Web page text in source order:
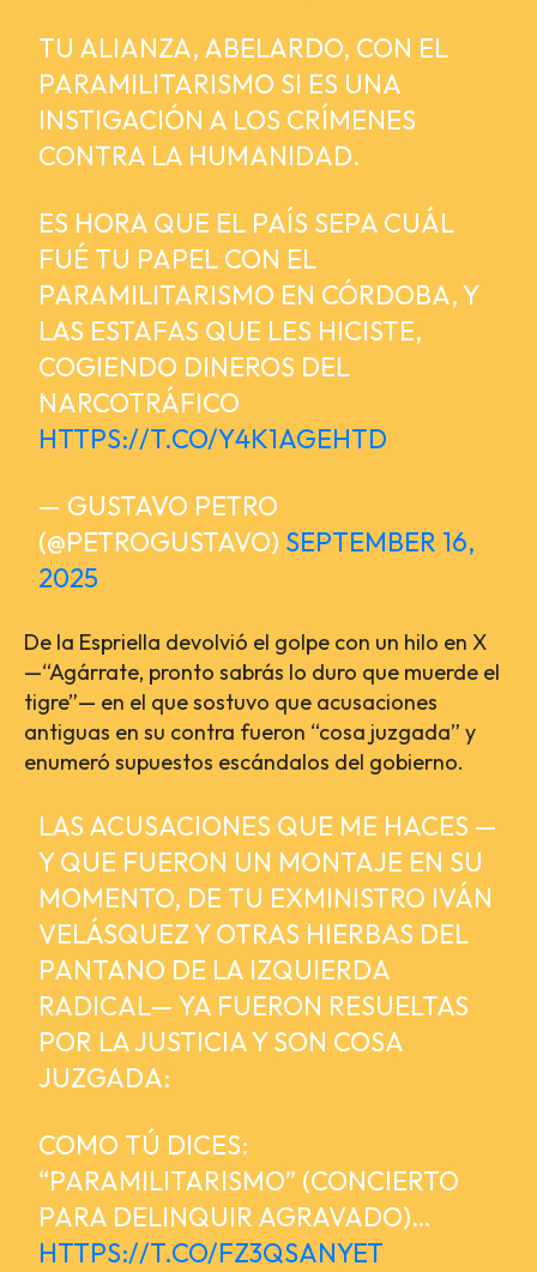
TU ALIANZA, ABELARDO, CON EL
PARAMILITARISMO SI ES UNA
INSTIGACIÓN A LOS CRÍMENES
CONTRA LA HUMANIDAD.
ES HORA QUE EL PAÍS SEPA CUÁL
FUÉ TU PAPEL CON EL
PARAMILITARISMO EN CÓRDOBA, Y
LAS ESTAFAS QUE LES HICISTE,
COGIENDO DINEROS DEL
NARCOTRÁFICO
HTTPS://T.CO/Y4K1AGEHTD
— GUSTAVO PETRO
(@PETROGUSTAVO) SEPTEMBER 16,
2025
De la Espriella devolvió el golpe con un hilo en X
—“Agárrate, pronto sabrás lo duro que muerde el
tigre”— en el que sostuvo que acusaciones
antiguas en su contra fueron “cosa juzgada” y
enumeró supuestos escándalos del gobierno.
LAS ACUSACIONES QUE ME HACES —
Y QUE FUERON UN MONTAJE EN SU
MOMENTO, DE TU EXMINISTRO IVÁN
VELÁSQUEZ Y OTRAS HIERBAS DEL
PANTANO DE LA IZQUIERDA
RADICAL— YA FUERON RESUELTAS
POR LA JUSTICIA Y SON COSA
JUZGADA:
COMO TÚ DICES:
“PARAMILITARISMO” (CONCIERTO
PARA DELINQUIR AGRAVADO)…
HTTPS://T.CO/FZ3QSANYET